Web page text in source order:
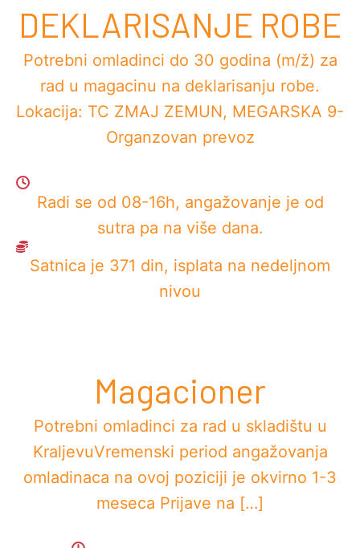
DEKLARISANJE ROBE
Potrebni omladinci do 30 godina (m/ž) za
rad u magacinu na deklarisanju robe.
Lokacija: TC ZMAJ ZEMUN, MEGARSKA 9-
Organzovan prevoz
Radi se od 08-16h, angažovanje je od
sutra pa na više dana.
Satnica je 371 din, isplata na nedeljnom
nivou
Magacioner
Potrebni omladinci za rad u skladištu u
KraljevuVremenski period angažovanja
omladinaca na ovoj poziciji je okvirno 1-3
meseca Prijave na […]